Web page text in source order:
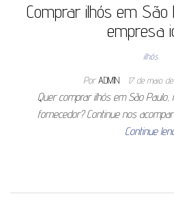
Comprar ilhós em São
empresa
ilhós
Por ADMIN 17 de maio
Quer comprar ilhós em São
fornecedor? Continue nos
Continue